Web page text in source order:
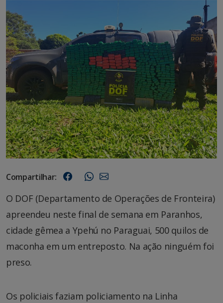
Compartilhar:
O DOF (Departamento de Operações de Fronteira)
apreendeu neste final de semana em Paranhos,
cidade gêmea a Ypehú no Paraguai, 500 quilos de
maconha em um entreposto. Na ação ninguém foi
preso.
Os policiais faziam policiamento na Linha